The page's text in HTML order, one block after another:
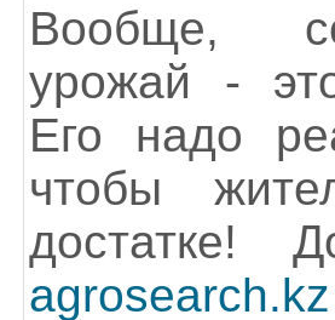
Вообще,
урожай -
Его надо
чтобы
достатке!
agrosearch.kz